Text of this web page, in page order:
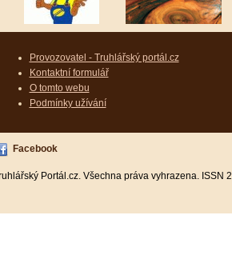
Provozovatel - Truhlářský portál.cz
Kontaktní formulář
O tomto webu
Podmínky užívání
Facebook
Portál.cz. Všechna práva vyhrazena.